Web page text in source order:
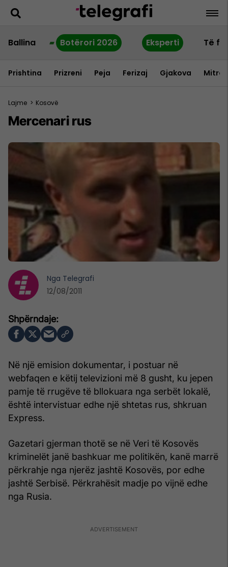
Ballina Botërori 2026 Eksperti Të
Prishtina Prizreni Peja Ferizaj Gjakova
Lajme > Kosovë
Mercenari rus
Në një emision dokumentar, i postuar në
webfaqen e këtij televizioni më 8 gusht, ku jepen
pamje të rrugëve të bllokuara nga serbët lokalë,
është intervistuar edhe një shtetas rus, shkruan
Express.
Gazetari gjerman thotë se në Veri të Kosovës
kriminelët janë bashkuar me politikën, kanë marrë
përkrahje nga njerëz jashtë Kosovës, por edhe
jashtë Serbisë. Përkrahësit madje po vijnë edhe
nga Rusia.
Nga Telegrafi
12/08/2011